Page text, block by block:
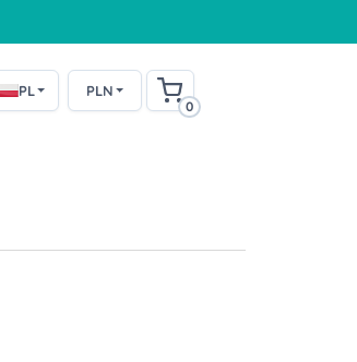
PL PLN
0